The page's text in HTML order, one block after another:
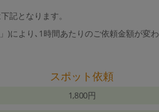
記となります。
)により､1時間あたりのご依頼金額が変わ
スポット依頼
1,800円